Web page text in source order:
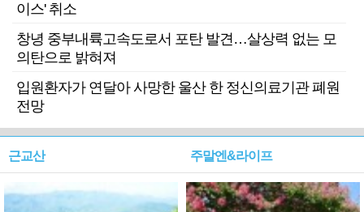
이스' 취소
창녕 중부내륙고속도로서 포탄 발견…살상력 없는 모
의탄으로 밝혀져
입원환자가 연달아 사망한 울산 한 정신의료기관 폐원
전망
근교산 주말엔&라이프